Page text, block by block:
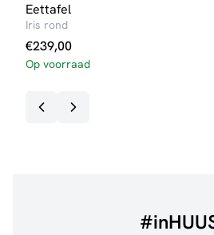
Eettafel
Iris rond
€239,00
Op voorraad